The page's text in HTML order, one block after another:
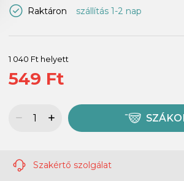
Raktáron szállítás 1-2 nap
1 040 Ft helyett
549 Ft
Szakértő szolgálat